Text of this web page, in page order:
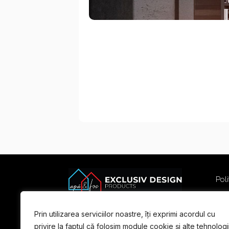
Prin utilizarea serviciilor noastre, îți exprimi acordul cu
privire la faptul că folosim module cookie și alte tehnologii